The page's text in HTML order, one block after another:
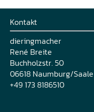
Kontakt
dieringmacher
René Breite
Buchholzstr. 50
06618 Naumburg/Saale
+49 173 8186510